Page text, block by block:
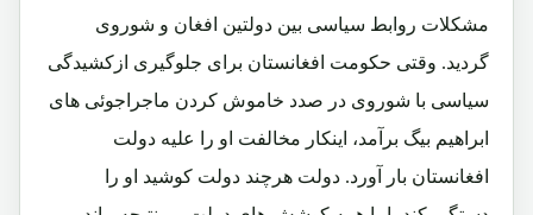
مشکلات روابط سیاسی بین دولتین افغان و شوروی
گردید. وقتی حکومت افغانستان برای جلوگیری ازکشیدگی
سیاسی با شوروی در صدد خاموش کردن ماجراجوئی های
ابراهیم بیگ برآمد، اینکار مخالفت او را علیه دولت
افغانستان بار آورد. دولت هرچند دولت کوشید او را